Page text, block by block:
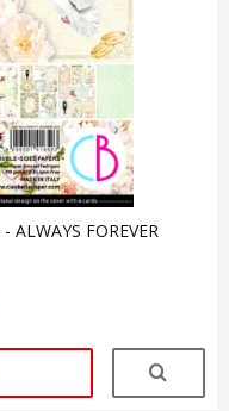
ALWAYS FOREVER